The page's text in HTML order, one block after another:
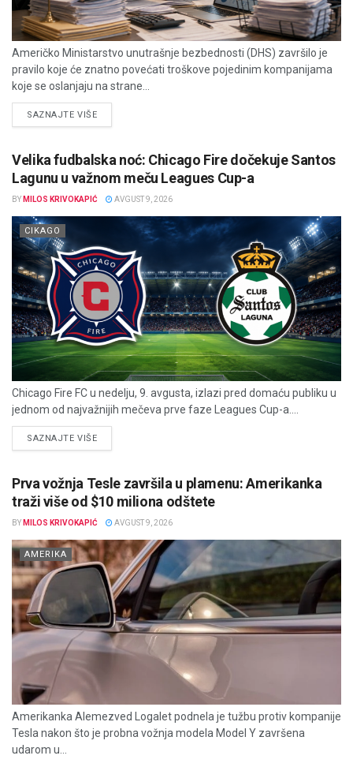
Američko Ministarstvo unutrašnje bezbednosti (DHS) završilo je
pravilo koje će znatno povećati troškove pojedinim kompanijama
koje se oslanjaju na strane...
SAZNAJTE VIŠEDETAILS
Velika fudbalska noć: Chicago Fire dočekuje Santos
Lagunu u važnom meču Leagues Cup-a
BY MILOS KRIVOKAPIĆ AVGUST 9, 2026
CIKAGO
Chicago Fire FC u nedelju, 9. avgusta, izlazi pred domaću publiku u
jednom od najvažnijih mečeva prve faze Leagues Cup-a....
SAZNAJTE VIŠEDETAILS
Prva vožnja Tesle završila u plamenu: Amerikanka
traži više od $10 miliona odštete
BY MILOS KRIVOKAPIĆ AVGUST 9, 2026
AMERIKA
Amerikanka Alemezved Logalet podnela je tužbu protiv kompanije
Tesla nakon što je probna vožnja modela Model Y završena
udarom u...